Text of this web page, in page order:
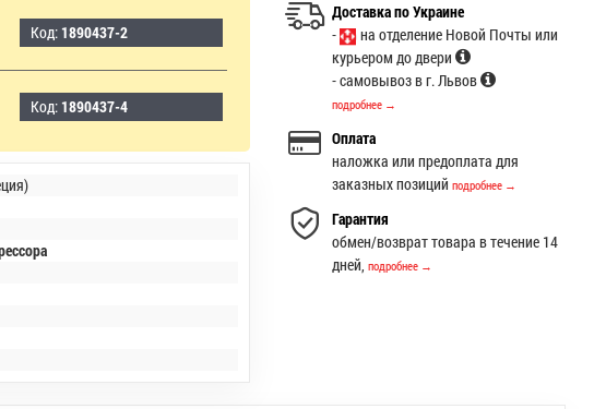
Код: 1890437-2
Код: 1890437-4
Доставка по Украине
-
на отделение Новой Почты или
курьером до двери
- самовывоз в г. Львов
подробнее →
Оплата
наложка или предоплата для
заказных позицийподробнее →
Гарантия
обмен/возврат товара в течение 14
дней,подробнее →